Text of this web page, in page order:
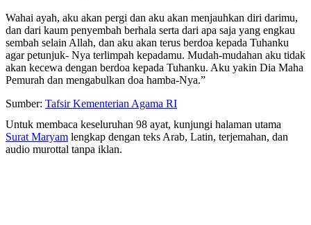
Wahai ayah, aku akan pergi dan aku akan menjauhkan diri darimu,
dan dari kaum penyembah berhala serta dari apa saja yang engkau
sembah selain Allah, dan aku akan terus berdoa kepada Tuhanku
agar petunjuk- Nya terlimpah kepadamu. Mudah-mudahan aku tidak
akan kecewa dengan berdoa kepada Tuhanku. Aku yakin Dia Maha
Pemurah dan mengabulkan doa hamba-Nya.”
Sumber: Tafsir Kementerian Agama RI
Untuk membaca keseluruhan 98 ayat, kunjungi halaman utama
Surat Maryam lengkap dengan teks Arab, Latin, terjemahan, dan
audio murottal tanpa iklan.